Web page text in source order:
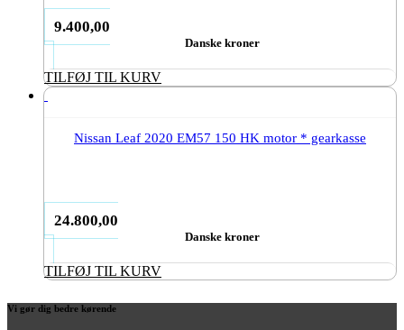
9.400,00
Danske kroner
TILFØJ TIL KURV
Nissan Leaf 2020 EM57 150 HK motor * gearkasse
24.800,00
Danske kroner
TILFØJ TIL KURV
Vi gør dig bedre kørende